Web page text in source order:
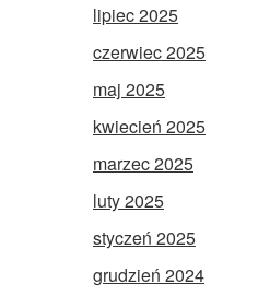
lipiec 2025
czerwiec 2025
maj 2025
kwiecień 2025
marzec 2025
luty 2025
styczeń 2025
grudzień 2024